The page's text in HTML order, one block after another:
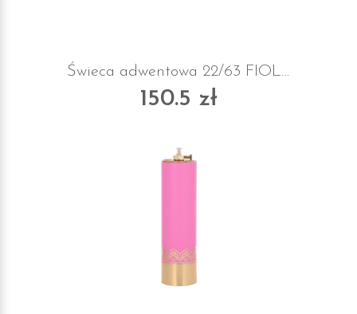
Świeca adwentowa 22/63 FIOLETOWA
150.5 zł